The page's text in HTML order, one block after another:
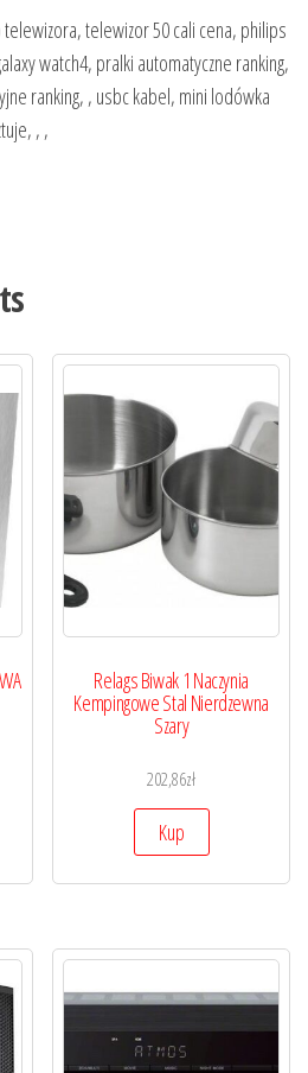
telewizor 50 cali cena, philips
watch4, pralki automatyczne ranking,
ranking, , usbc kabel, mini lodówka
, ,
Relags Biwak 1 Naczynia
Kempingowe Stal Nierdzewna
Szary
202,86zł
Kup